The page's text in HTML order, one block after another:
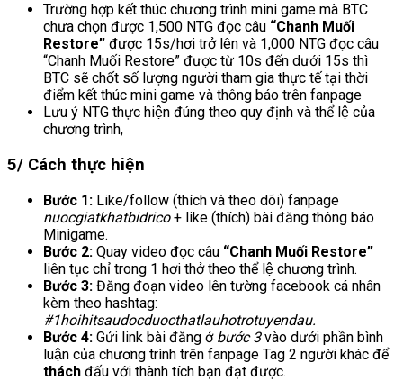
Trường hợp kết thúc chương trình mini game mà BTC
chưa chọn được 1,500 NTG đọc câu “Chanh Muối
Restore” được 15s/hơi trở lên và 1,000 NTG đọc câu
“Chanh Muối Restore” được từ 10s đến dưới 15s thì
BTC sẽ chốt số lượng người tham gia thực tế tại thời
điểm kết thúc mini game và thông báo trên fanpage
Lưu ý NTG thực hiện đúng theo quy định và thể lệ của
chương trình,
5/ Cách thực hiện
Bước 1: Like/follow (thích và theo dõi) fanpage
nuocgiatkhatbidrico+ like (thích) bài đăng thông báo
Minigame.
Bước 2: Quay video đọc câu “Chanh Muối Restore”
liên tục chỉ trong 1 hơi thở theo thể lệ chương trình.
Bước 3: Đăng đoạn video lên tường facebook cá nhân
kèm theo hashtag:
#1hoihitsaudocduocthatlauhotrotuyendau.
Bước 4: Gửi link bài đăng ở bước 3vào dưới phần bình
luận của chương trình trên fanpage Tag 2 người khác để
thách đấu với thành tích bạn đạt được.